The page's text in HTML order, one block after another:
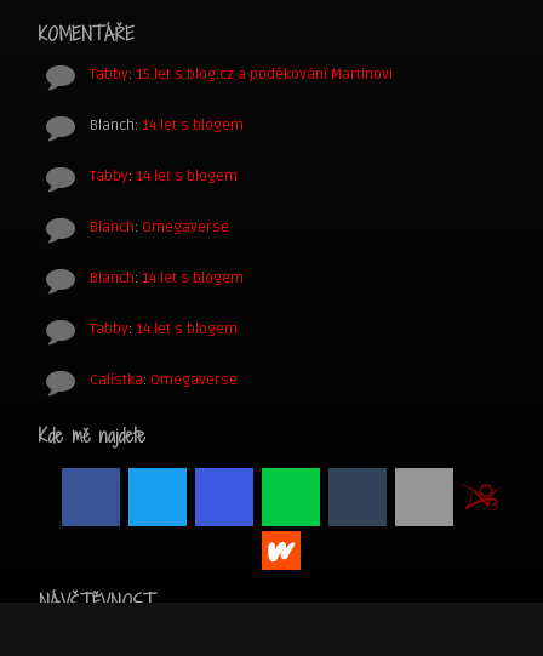
KOMENTÁŘE
Tabby: 15 let s blog.cz a poděkování Martinovi
Blanch: 14 let s blogem
Tabby: 14 let s blogem
Blanch: Omegaverse
Blanch: 14 let s blogem
Tabby: 14 let s blogem
Calistka: Omegaverse
Kde mě najdete
NÁVŠTĚVNOST